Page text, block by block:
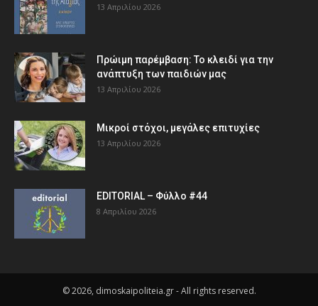
13 Απριλίου 2026
Πρώιμη παρέμβαση: Το κλειδί για την
ανάπτυξη των παιδιών µας
13 Απριλίου 2026
Μικροί στόχοι, μεγάλες επιτυχίες
13 Απριλίου 2026
EDITORIAL – Φύλλο #44
8 Απριλίου 2026
© 2026, dimoskaipoliteia.gr - All rights reserved.